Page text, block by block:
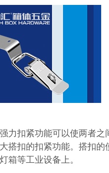
力扣紧功能可以使两者之
搭扣的扣紧功能。搭扣
箱等工业设备上。